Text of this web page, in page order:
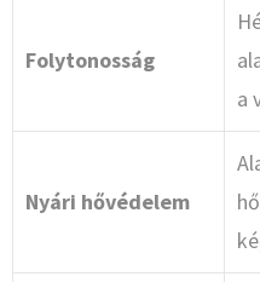
Folytonosság
a
Nyári hővédelem